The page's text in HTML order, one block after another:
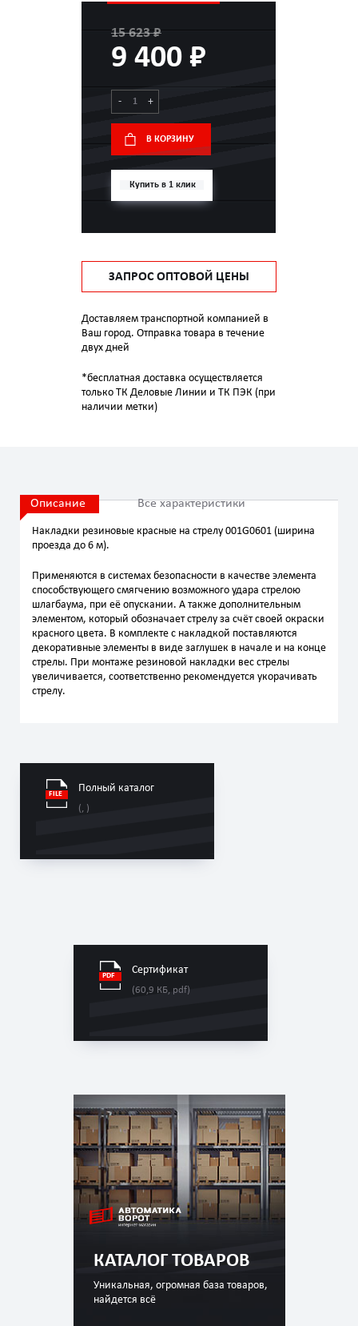
15 623 ₽
9 400 ₽
- +
В КОРЗИНУ
Купить в 1 клик
ЗАПРОС ОПТОВОЙ ЦЕНЫ
Доставляем транспортной компанией в
Ваш город. Отправка товара в течение
двух дней
*бесплатная доставка осуществляется
только ТК Деловые Линии и ТК ПЭК (при
наличии метки)
Сертификат
(60,9 КБ, pdf)
КАТАЛОГ ТОВАРОВ
Уникальная, огромная база товаров,
найдется всё
Описание Все характеристики
Накладки резиновые красные на стрелу 001G0601 (ширина
проезда до 6 м).
Применяются в системах безопасности в качестве элемента
способствующего смягчению возможного удара стрелою
шлагбаума, при её опускании. А также дополнительным
элементом, который обозначает стрелу за счёт своей окраски
красного цвета. В комплекте с накладкой поставляются
декоративные элементы в виде заглушек в начале и на конце
стрелы. При монтаже резиновой накладки вес стрелы
увеличивается, соответственно рекомендуется укорачивать
стрелу.
Полный каталог
(, )